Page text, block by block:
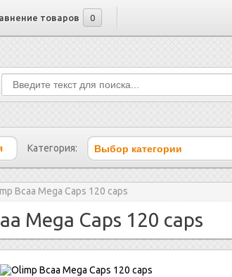
товаров 0
Категория: Выбор категории
Bcaa Mega Caps 120 caps
Mega Caps 120 caps